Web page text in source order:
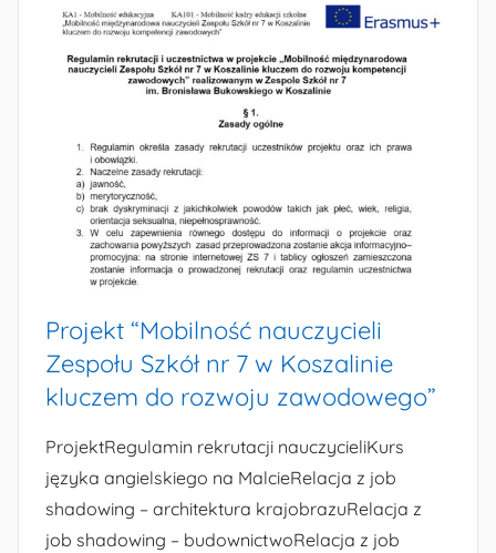
Projekt “Mobilność nauczycieli
Zespołu Szkół nr 7 w Koszalinie
kluczem do rozwoju zawodowego”
ProjektRegulamin rekrutacji nauczycieliKurs
języka angielskiego na MalcieRelacja z job
shadowing – architektura krajobrazuRelacja z
job shadowing – budownictwoRelacja z job